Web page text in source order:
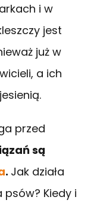
i w
jest
już w
a ich
przed
są
. Jak działa
Kiedy i